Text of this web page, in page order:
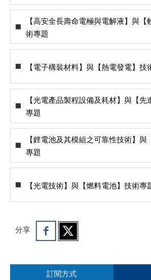
【高安全長壽命電極與電解液】與
術專題
【電子構裝材料】與【熱電發電】技
【光電產品製程設備及耗材】與【
專題
【鋰電池及其模組之可靠性技術】
專題
【光電技術】與【燃料電池】技術專
分享
訂閱方式